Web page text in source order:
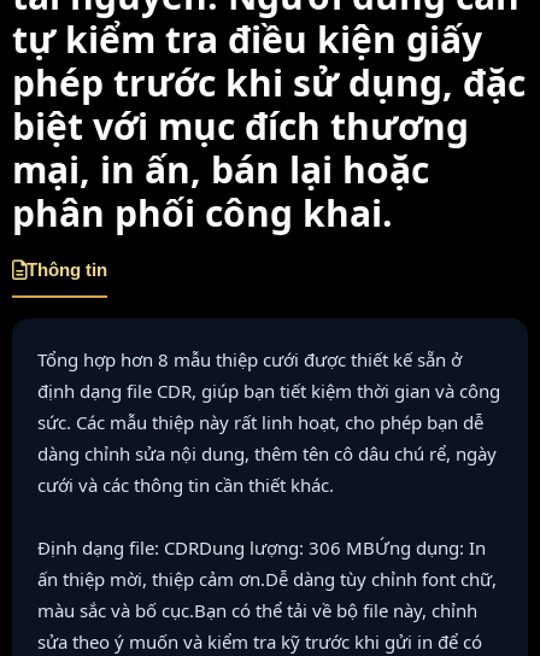
tự kiểm tra điều kiện giấy
phép trước khi sử dụng, đặc
biệt với mục đích thương
mại, in ấn, bán lại hoặc
phân phối công khai.
Thông tin
Tổng hợp hơn 8 mẫu thiệp cưới được thiết kế sẵn ở
định dạng file CDR, giúp bạn tiết kiệm thời gian và công
sức. Các mẫu thiệp này rất linh hoạt, cho phép bạn dễ
dàng chỉnh sửa nội dung, thêm tên cô dâu chú rể, ngày
cưới và các thông tin cần thiết khác.
Định dạng file: CDRDung lượng: 306 MBỨng dụng: In
ấn thiệp mời, thiệp cảm ơn.Dễ dàng tùy chỉnh font chữ,
màu sắc và bố cục.Bạn có thể tải về bộ file này, chỉnh
sửa theo ý muốn và kiểm tra kỹ trước khi gửi in để có